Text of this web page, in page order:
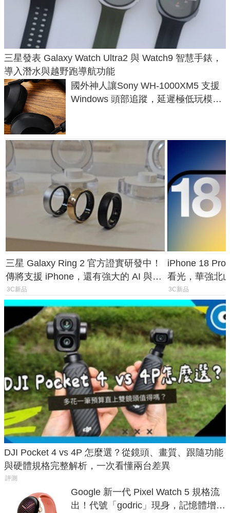
三星發表 Galaxy Watch Ultra2 與 Watch9 智慧手錶，
導入潛水與越野跑導航功能
國外神人讓Sony WH-1000XM5 支援
Windows 頭部追蹤，延遲極低玩模擬
三星 Galaxy Ring 2 官方證實研發中！
傳將支援 iPhone，還有強大的 AI 與智
慧家電連動功能
3C新品
iPhone 18 Pro
看光，華強北
山寨機無法復
3C新品
DJI Pocket 4 vs 4P 怎麼選？從鏡頭、畫質、跟隨功能
與硬體規格完整解析，一次看懂兩台差異
評測
Google 新一代 Pixel Watch 5 規格流
出！代號「godric」現身，記憶體增強